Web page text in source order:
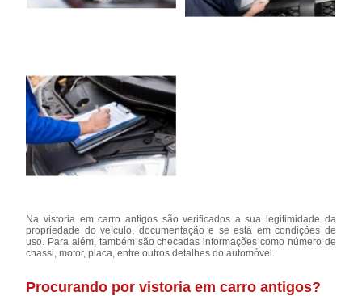
Na vistoria em carro antigos são verificados a sua legitimidade da
propriedade do veículo, documentação e se está em condições de
uso. Para além, também são checadas informações como número de
chassi, motor, placa, entre outros detalhes do automóvel.
Procurando por vistoria em carro antigos?